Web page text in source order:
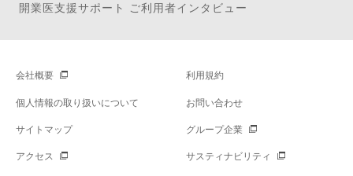
開業医支援サポート ご利用者インタビュー
会社概要 利用規約
個人情報の取り扱いについて お問い合わせ
サイトマップ グループ企業
アクセス サスティナビリティ